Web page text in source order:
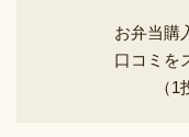
お弁当購
口コミを
（